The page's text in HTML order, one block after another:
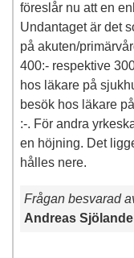
föreslår nu att en
Undantaget är det
på akuten/
400:- respektive
hos läkare på
besök hos läkare
:-. För andra
en höjning. Det
hålles nere.
Frågan besvarad
Andreas